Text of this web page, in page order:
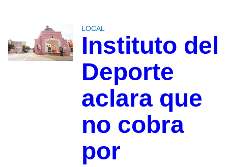
LOCAL
Instituto del
Deporte
aclara que
no cobra
por